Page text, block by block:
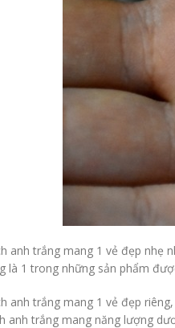
anh trắng mang 1 vẻ đẹp nhẹ
là 1 trong những sản phẩm
anh trắng mang 1 vẻ đẹp
anh trắng mang năng lượng